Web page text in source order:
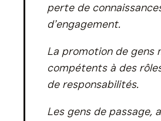
perte de
d’engagement.
La promotion de gens
compétents à des
de responsabilités.
Les gens de passage,